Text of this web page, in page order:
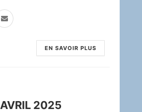
EN SAVOIR PLUS
AVRIL 2025